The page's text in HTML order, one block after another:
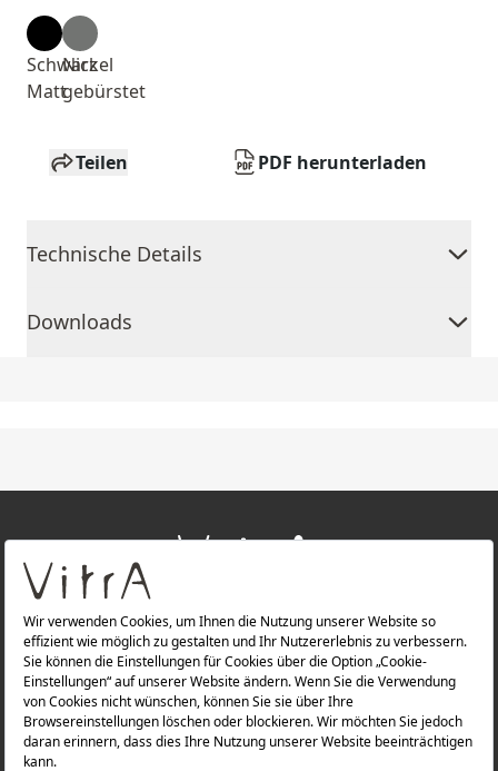
Schwarz
Matt
Nickel
gebürstet
Teilen PDF herunterladen
Technische Details
Downloads
ÜBER UNS
PRODUKTE